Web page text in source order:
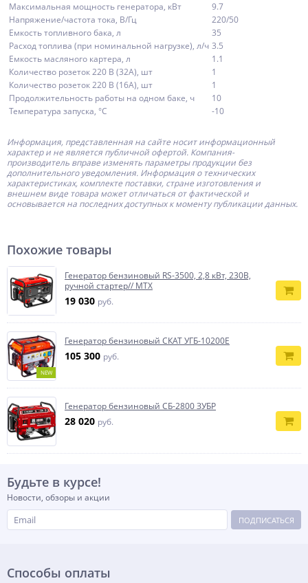
Максимальная мощность генератора, кВт
9.7
Напряжение/частота тока, В/Гц
220/50
Емкость топливного бака, л
35
Расход топлива (при номинальной нагрузке), л/ч 3.5
Емкость масляного картера, л
1.1
Количество розеток 220 В (32А), шт
1
Количество розеток 220 В (16А), шт
1
Продолжительность работы на одном баке, ч
10
Температура запуска, °С
-10
Информация, представленная на сайте носит информационный
характер и не является публичной офертой. Компания-
производитель вправе изменять параметры продукции без
дополнительного уведомления. Информация о технических
характеристиках, комплекте поставки, стране изготовления и
внешнем виде товара может отличаться от фактической и
основывается на последних доступных к моменту публикации данных.
Похожие товары
Генератор бензиновый RS-3500, 2,8 кВт, 230В,
ручной стартер// MTX
19 030 руб.
NEW
Генератор бензиновый СКАТ УГБ-10200Е
105 300 руб.
Генератор бензиновый СБ-2800 ЗУБР
28 020 руб.
Будьте в курсе!
Новости, обзоры и акции
ПОДПИСАТЬСЯ
Способы оплаты